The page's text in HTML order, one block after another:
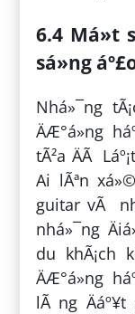
6.4 Má»t
sá»ng
Nhá»¯ng
ÄÆ°á»ng
tÃ²a ÄÃ
Ai lÃªn
guitar vÃ
nhá»¯ng
du khÃ¡ch
ÄÆ°á»ng
lÃ ng